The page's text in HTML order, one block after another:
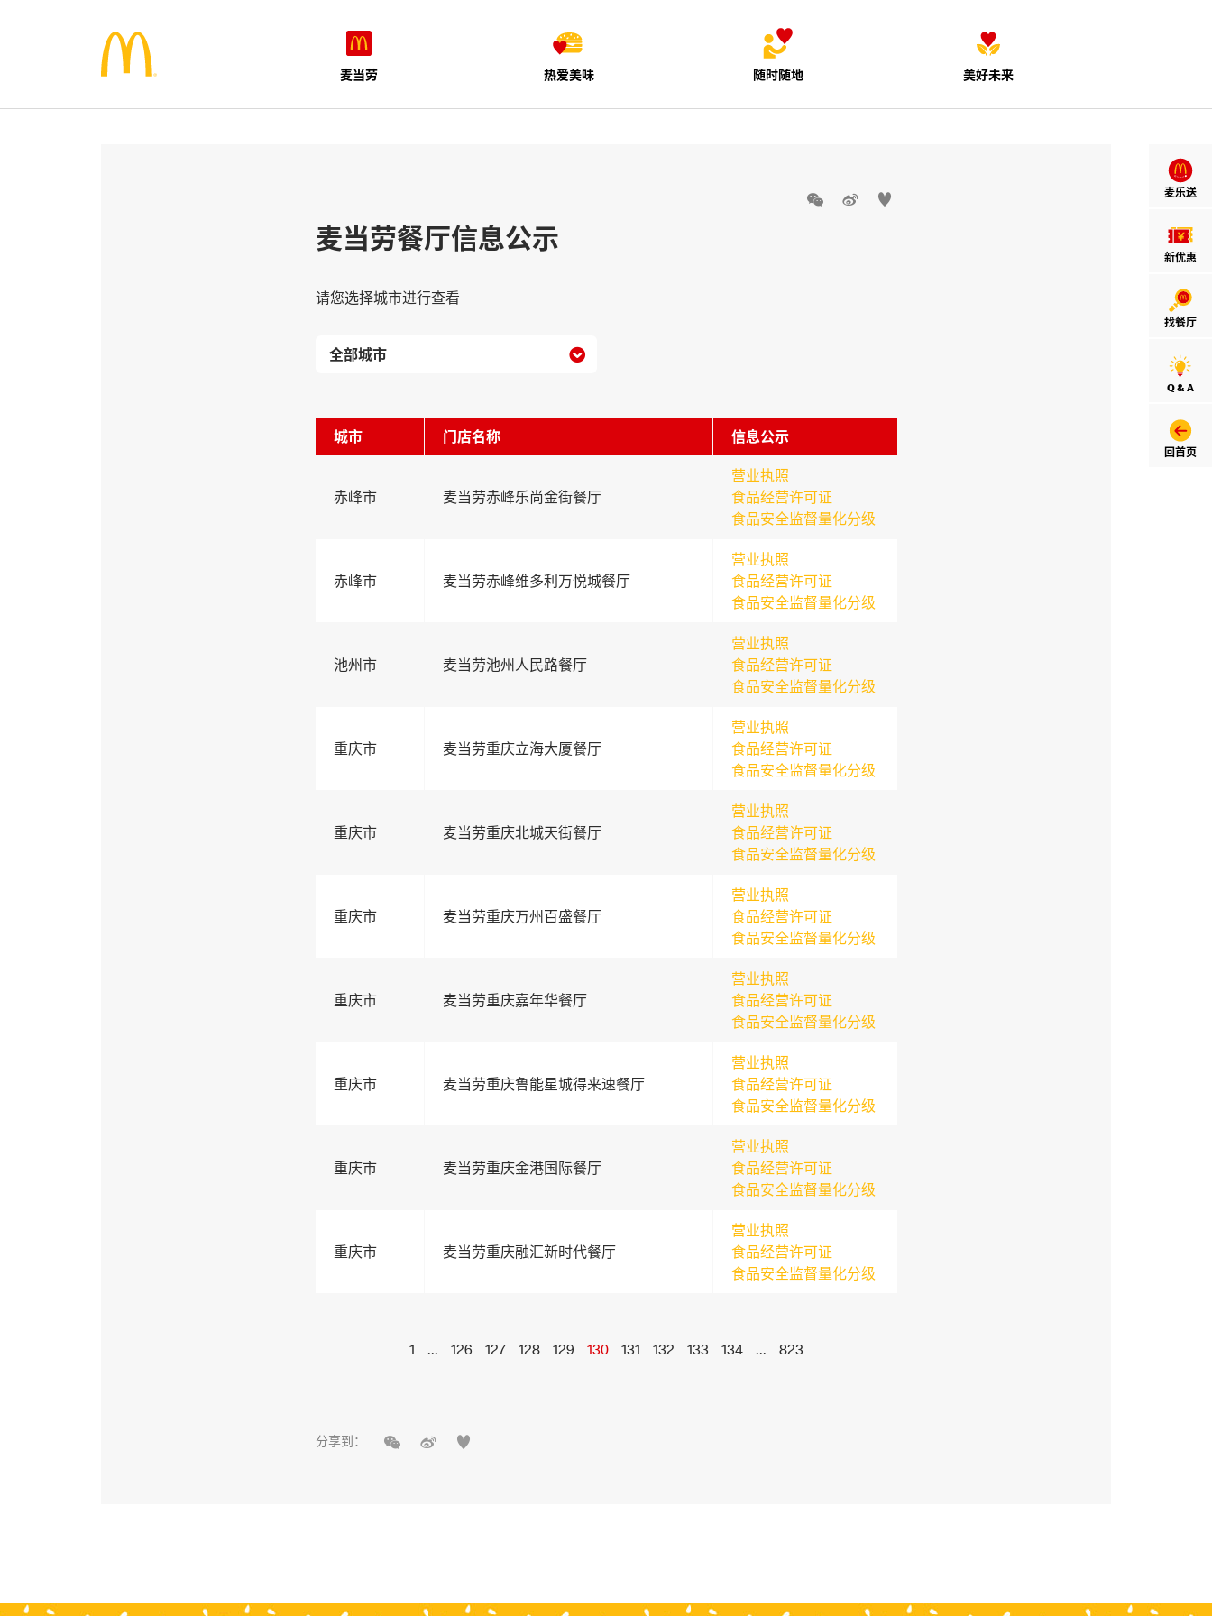
麦当劳 热爱美味 随时随地 美好未来
麦乐送
新优惠
找餐厅
Q & A
回首页
  
麦当劳餐厅信息公示
请您选择城市进行查看

城市 门店名称 信息公示
赤峰市 麦当劳赤峰乐尚金街餐厅
营业执照
食品经营许可证
食品安全监督量化分级
赤峰市 麦当劳赤峰维多利万悦城餐厅
营业执照
食品经营许可证
食品安全监督量化分级
池州市 麦当劳池州人民路餐厅
营业执照
食品经营许可证
食品安全监督量化分级
重庆市 麦当劳重庆立海大厦餐厅
营业执照
食品经营许可证
食品安全监督量化分级
重庆市 麦当劳重庆北城天街餐厅
营业执照
食品经营许可证
食品安全监督量化分级
重庆市 麦当劳重庆万州百盛餐厅
营业执照
食品经营许可证
食品安全监督量化分级
重庆市 麦当劳重庆嘉年华餐厅
营业执照
食品经营许可证
食品安全监督量化分级
重庆市 麦当劳重庆鲁能星城得来速餐厅
营业执照
食品经营许可证
食品安全监督量化分级
重庆市 麦当劳重庆金港国际餐厅
营业执照
食品经营许可证
食品安全监督量化分级
重庆市 麦当劳重庆融汇新时代餐厅
营业执照
食品经营许可证
食品安全监督量化分级
1 ... 126 127 128 129 130 131 132 133 134 ... 823
分享到：   